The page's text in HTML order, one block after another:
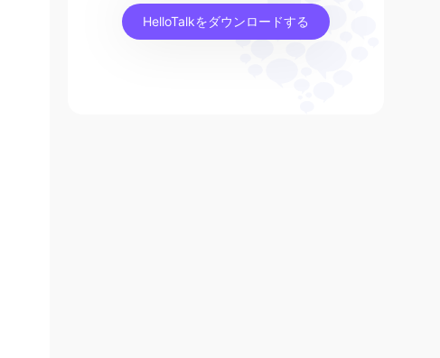
HelloTalkをダウンロードする